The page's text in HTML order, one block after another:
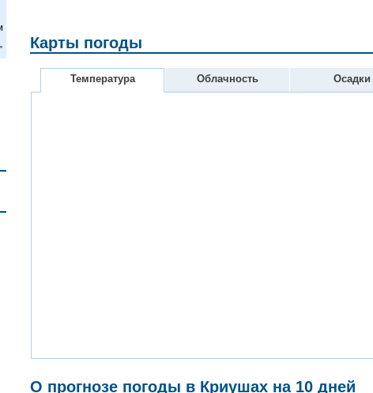
Карты погоды
Температура Облачность Осадки
О прогнозе погоды в Криушах на 10 дней